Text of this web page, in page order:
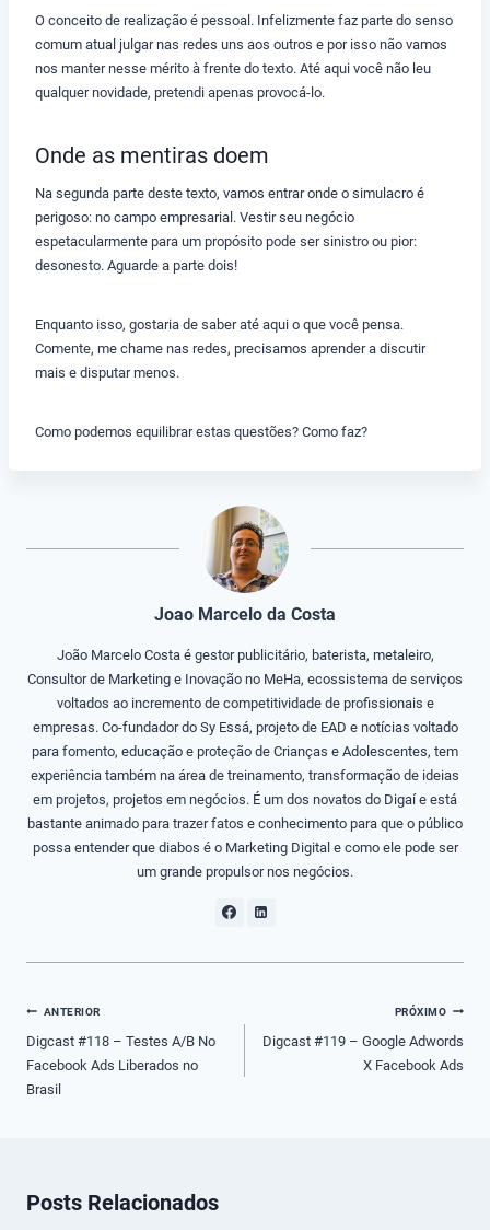
O conceito de realização é pessoal. Infelizmente faz parte do senso
comum atual julgar nas redes uns aos outros e por isso não vamos
nos manter nesse mérito à frente do texto. Até aqui você não leu
qualquer novidade, pretendi apenas provocá-lo.
Onde as mentiras doem
Na segunda parte deste texto, vamos entrar onde o simulacro é
perigoso: no campo empresarial. Vestir seu negócio
espetacularmente para um propósito pode ser sinistro ou pior:
desonesto. Aguarde a parte dois!
Enquanto isso, gostaria de saber até aqui o que você pensa.
Comente, me chame nas redes, precisamos aprender a discutir
mais e disputar menos.
Como podemos equilibrar estas questões? Como faz?
Joao Marcelo da Costa
João Marcelo Costa é gestor publicitário, baterista, metaleiro,
Consultor de Marketing e Inovação no MeHa, ecossistema de serviços
voltados ao incremento de competitividade de profissionais e
empresas. Co-fundador do Sy Essá, projeto de EAD e notícias voltado
para fomento, educação e proteção de Crianças e Adolescentes, tem
experiência também na área de treinamento, transformação de ideias
em projetos, projetos em negócios. É um dos novatos do Digaí e está
bastante animado para trazer fatos e conhecimento para que o público
possa entender que diabos é o Marketing Digital e como ele pode ser
um grande propulsor nos negócios.
Navegação
de
Post
ANTERIOR
Digcast #118 – Testes A/B No
Facebook Ads Liberados no
Brasil
PRÓXIMO
Digcast #119 – Google Adwords
X Facebook Ads
Posts Relacionados